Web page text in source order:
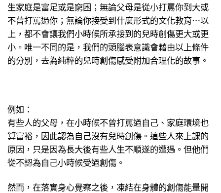
生家庭是富足或是窮困；無論父母是從小打罵你到大或
不曾打罵過你；無論你接受到什麼形式的文化教育⋯以
上，都不會讓我們小時候所承接到的兒時創傷更大或更
小。唯一不同的是，我們的頭腦表意識會藉由以上條件
的分別，去為純粹的兒時創傷感受附加合理化的故事。
例如：
有些人的父母，在小時候不曾打罵過自己、家庭環境也
算富裕，因此認為自己沒有兒時創傷。這些人來上課的
原因，只是因為長大後有些人生不順遂的遭遇。但他們
從不認為自己小時候受過創傷。
然而，在落實身心覺察之後，凍結在身體的創傷能量開